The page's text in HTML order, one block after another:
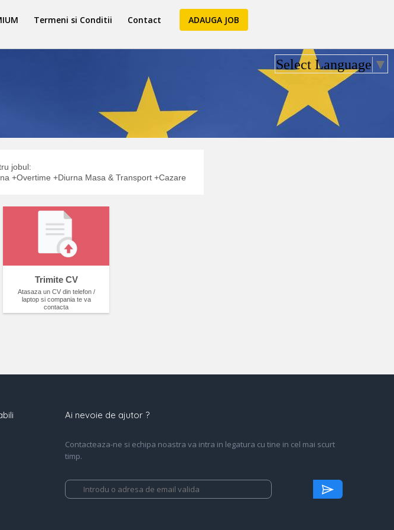
Termeni si Conditii Contact ADAUGA JOB
Select Language ▼
jobul:
+Overtime +Diurna Masa & Transport +Cazare
Trimite CV
Atasaza un CV din telefon /
laptop si compania te va
contacta
Ai nevoie de ajutor ?
Contacteaza-ne si echipa noastra va intra in legatura cu tine in cel mai scurt
timp.